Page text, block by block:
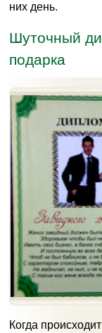
них день.
Шуточный
подарка
Когда